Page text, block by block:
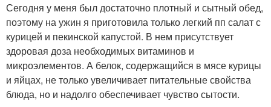
Сегодня у меня был достаточно плотный и сытный обед,
поэтому на ужин я приготовила только легкий пп салат с
курицей и пекинской капустой. В нем присутствует
здоровая доза необходимых витаминов и
микроэлементов. А белок, содержащийся в мясе курицы
и яйцах, не только увеличивает питательные свойства
блюда, но и надолго обеспечивает чувство сытости.